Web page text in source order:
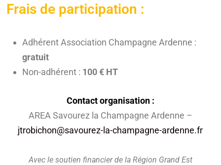
Frais de participation :
Adhérent Association Champagne Ardenne :
gratuit
Non-adhérent : 100 € HT
Contact organisation :
AREA Savourez la Champagne Ardenne –
jtrobichon@savourez-la-champagne-ardenne.fr
Avec le soutien financier de la Région Grand Est